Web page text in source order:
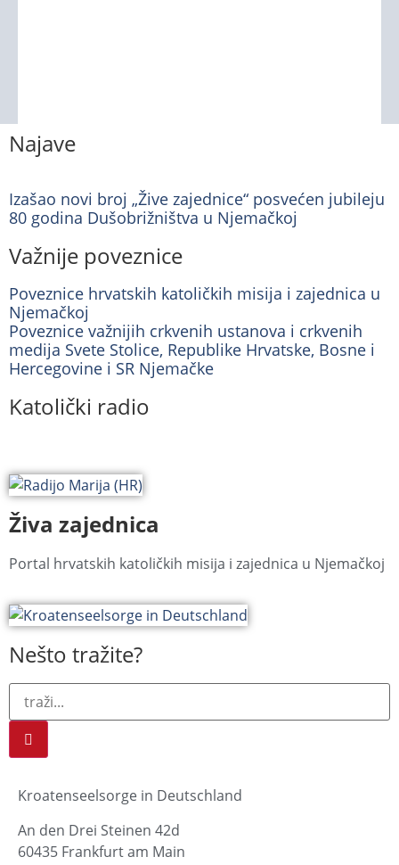
Najave
Izašao novi broj „Žive zajednice“ posvećen jubileju
80 godina Dušobrižništva u Njemačkoj
Važnije poveznice
Poveznice hrvatskih katoličkih misija i zajednica u
Njemačkoj
Poveznice važnijih crkvenih ustanova i crkvenih
medija Svete Stolice, Republike Hrvatske, Bosne i
Hercegovine i SR Njemačke
Katolički radio
Živa zajednica
Portal hrvatskih katoličkih misija i zajednica u Njemačkoj
Nešto tražite?
Kroatenseelsorge in Deutschland
An den Drei Steinen 42d
60435 Frankfurt am Main